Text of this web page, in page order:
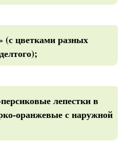
(с цветками разных
лепестки в
оранжевые с наружной